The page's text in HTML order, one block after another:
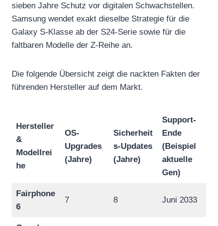
sieben Jahre Schutz vor digitalen Schwachstellen.
Samsung wendet exakt dieselbe Strategie für die
Galaxy S-Klasse ab der S24-Serie sowie für die
faltbaren Modelle der Z-Reihe an.
Die folgende Übersicht zeigt die nackten Fakten der
führenden Hersteller auf dem Markt.
Hersteller
&
Modellrei
he
OS-
Upgrades
(Jahre)
Sicherheit
s-Updates
(Jahre)
Support-
Ende
(Beispiel
aktuelle
Gen)
Fairphone
6
7 8 Juni 2033